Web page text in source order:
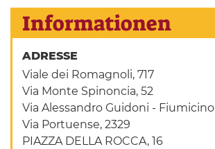
Informationen
ADRESSE
Viale dei Romagnoli, 717
Via Monte Spinoncia, 52
Via Alessandro Guidoni - Fiumicino
Via Portuense, 2329
PIAZZA DELLA ROCCA, 16